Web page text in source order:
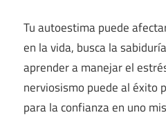
Tu autoestima puede
en la vida, busca la
aprender a manejar el
nerviosismo puede al éxito
para la confianza en uno